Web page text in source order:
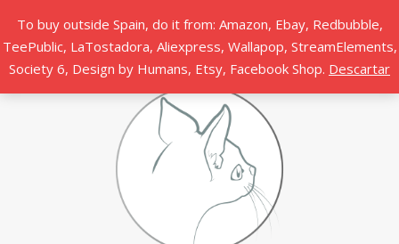
To buy outside Spain, do it from: Amazon, Ebay, Redbubble,
TeePublic, LaTostadora, Aliexpress, Wallapop, StreamElements,
Society 6, Design by Humans, Etsy, Facebook Shop. Descartar